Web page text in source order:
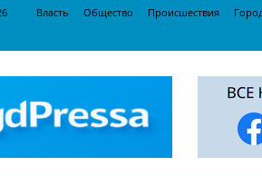
Власть Общество Происшествия